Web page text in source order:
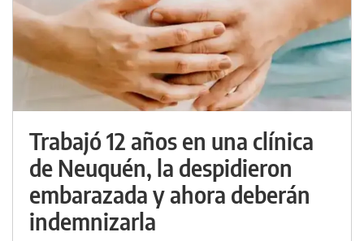
Trabajó 12 años en una clínica
de Neuquén, la despidieron
embarazada y ahora deberán
indemnizarla